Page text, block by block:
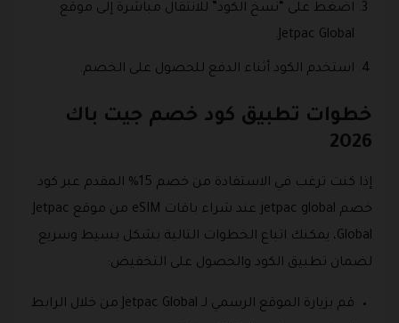
اضغط على “نسخ الكود” للانتقال مباشرة إلى موقع
Jetpac Global.
استخدم الكود أثناء الدفع للحصول على الخصم.
خطوات تطبيق كود خصم جيت باك
2026
إذا كنت ترغب في الاستفادة من خصم 15% المقدم عبر كود
خصم jetpac global عند شراء باقات eSIM من موقع Jetpac
Global، يمكنك اتباع الخطوات التالية بشكل بسيط وسريع
لضمان تطبيق الكود والحصول على التخفيض:
قم بزيارة الموقع الرسمي لـ Jetpac Global من خلال الرابط